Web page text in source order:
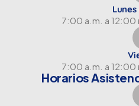
7:00 a.m. a 12:00
7:00 a.m. a 12:00
Horarios